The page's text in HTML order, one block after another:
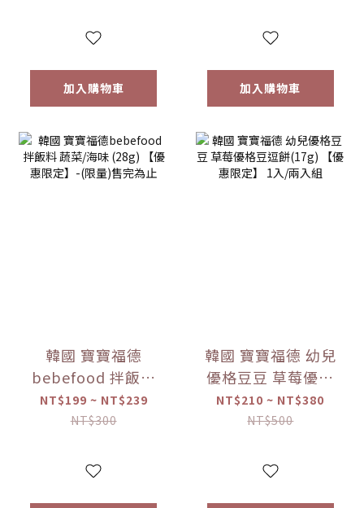
加入購物車 加入購物車
韓國 寶寶福德
bebefood 拌飯料
蔬菜/海味 (28g)
【優惠限定】-(限
NT$199 ~ NT$239
NT$300
韓國 寶寶福德 幼兒
優格豆豆 草莓優格
豆逗餅(17g) 【優惠
限定】 1入/兩入組
NT$210 ~ NT$380
NT$500